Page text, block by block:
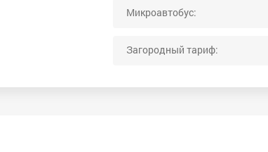
Микроавтобус:
Загородный тариф: